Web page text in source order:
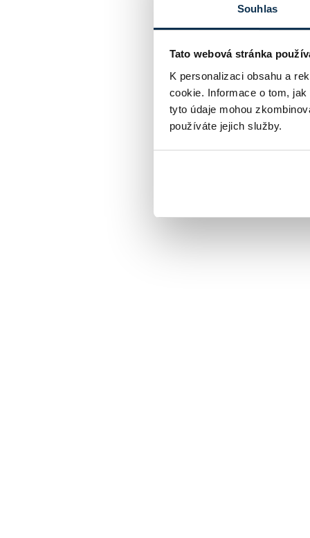
Souhlas
Tato webová stránka
K personalizaci obsahu a
cookie. Informace o tom,
tyto údaje mohou
používáte jejich služby.